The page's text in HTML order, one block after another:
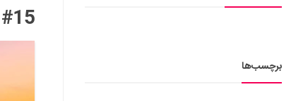
#15 سنگاپور
برچسب‌ها